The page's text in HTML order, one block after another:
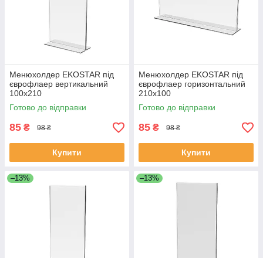
Менюхолдер EKOSTAR під
єврофлаер вертикальний
100х210
Готово до відправки
85 ₴ 98 ₴
Купити
Менюхолдер EKOSTAR під
єврофлаер горизонтальний
210х100
Готово до відправки
85 ₴ 98 ₴
Купити
–13% –13%